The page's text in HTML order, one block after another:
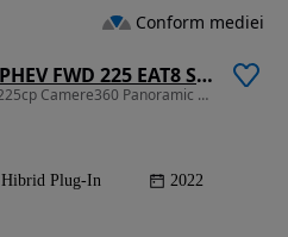
Citroën C5 Aircross 1.6 PHEV FWD 225 EAT8 Shine
1598 cm3 • 225 CP • Shine Pack 225cp Camere360 Panoramic Led Masaj Piele Scaune Incalzite
Hibrid Plug-In 2022
Conform mediei